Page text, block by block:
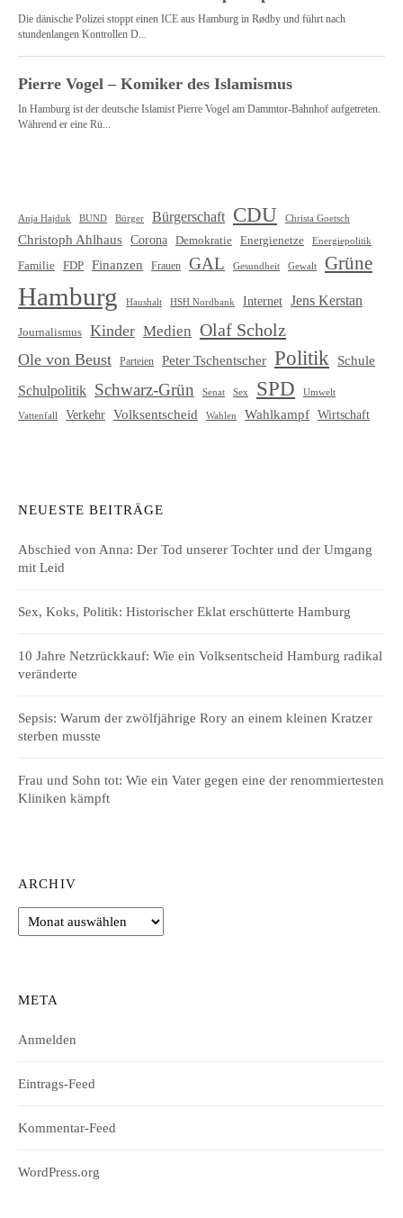
Anja Hajduk BUND Bürger Bürgerschaft CDU Christa Goetsch
Christoph Ahlhaus Corona Demokratie Energienetze Energiepolitik
Familie FDP Finanzen Frauen GAL Gesundheit Gewalt Grüne
Hamburg Haushalt HSH Nordbank Internet Jens Kerstan
Journalismus Kinder Medien Olaf Scholz
Ole von Beust Parteien Peter Tschentscher Politik
Schule
Schulpolitik Schwarz-Grün Senat Sex SPD Umwelt
Vattenfall Verkehr Volksentscheid Wahlen Wahlkampf Wirtschaft
NEUESTE BEITRÄGE
Abschied von Anna: Der Tod unserer Tochter und der Umgang
mit Leid
Sex, Koks, Politik: Historischer Eklat erschütterte Hamburg
10 Jahre Netzrückkauf: Wie ein Volksentscheid Hamburg radikal
veränderte
Sepsis: Warum der zwölfjährige Rory an einem kleinen Kratzer
sterben musste
Frau und Sohn tot: Wie ein Vater gegen eine der renommiertesten
Kliniken kämpft
ARCHIV
Archiv
META
Anmelden
Eintrags-Feed
Kommentar-Feed
WordPress.org